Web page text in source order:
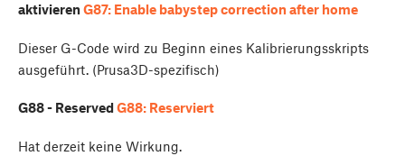
aktivierenG87: Enable babystep correction after home
Dieser G-Code wird zu Beginn eines Kalibrierungsskripts
ausgeführt. (Prusa3D-spezifisch)
G88 - ReservedG88: Reserviert
Hat derzeit keine Wirkung.